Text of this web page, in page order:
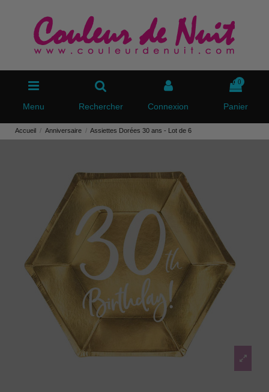
Menu Rechercher Connexion
0
Panier
Accueil Anniversaire Assiettes Dorées 30 ans - Lot de 6